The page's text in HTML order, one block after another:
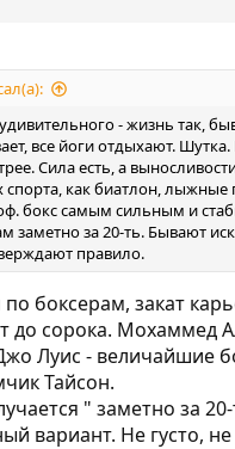
- жизнь так,
все йоги отдыхают.
Сила есть, а
спорта, как биатлон, лыжные
бокс самым сильным и
заметно за 20-ть. Бывают
правило.
по боксерам, закат
до сорока. Мохаммед
Луис - величайшие
Тайсон.
" заметно за
вариант. Не густо, не